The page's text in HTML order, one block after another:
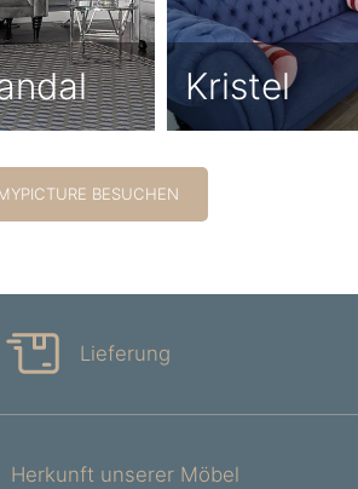
Kristel
BESUCHEN
Lieferung
Herkunft unserer Möbel